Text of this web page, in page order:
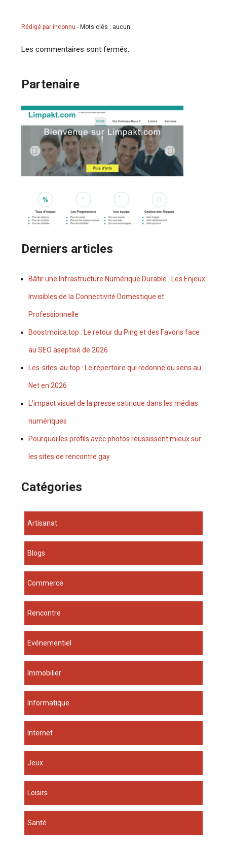
Rédigé par inconnu- Mots clés : aucun
Les commentaires sont fermés.
Partenaire
Derniers articles
Bâtir une Infrastructure Numérique Durable : Les Enjeux
Invisibles de la Connectivité Domestique et
Professionnelle
Boostmoica.top : Le retour du Ping et des Favoris face
au SEO aseptisé de 2026
Les-sites-au.top : Le répertoire qui redonne du sens au
Net en 2026
L'impact visuel de la presse satirique dans les médias
numériques
Pourquoi les profils avec photos réussissent mieux sur
les sites de rencontre gay
Catégories
Artisanat
Blogs
Commerce
Rencontre
Evénementiel
Immobilier
Informatique
Internet
Jeux
Loisirs
Santé